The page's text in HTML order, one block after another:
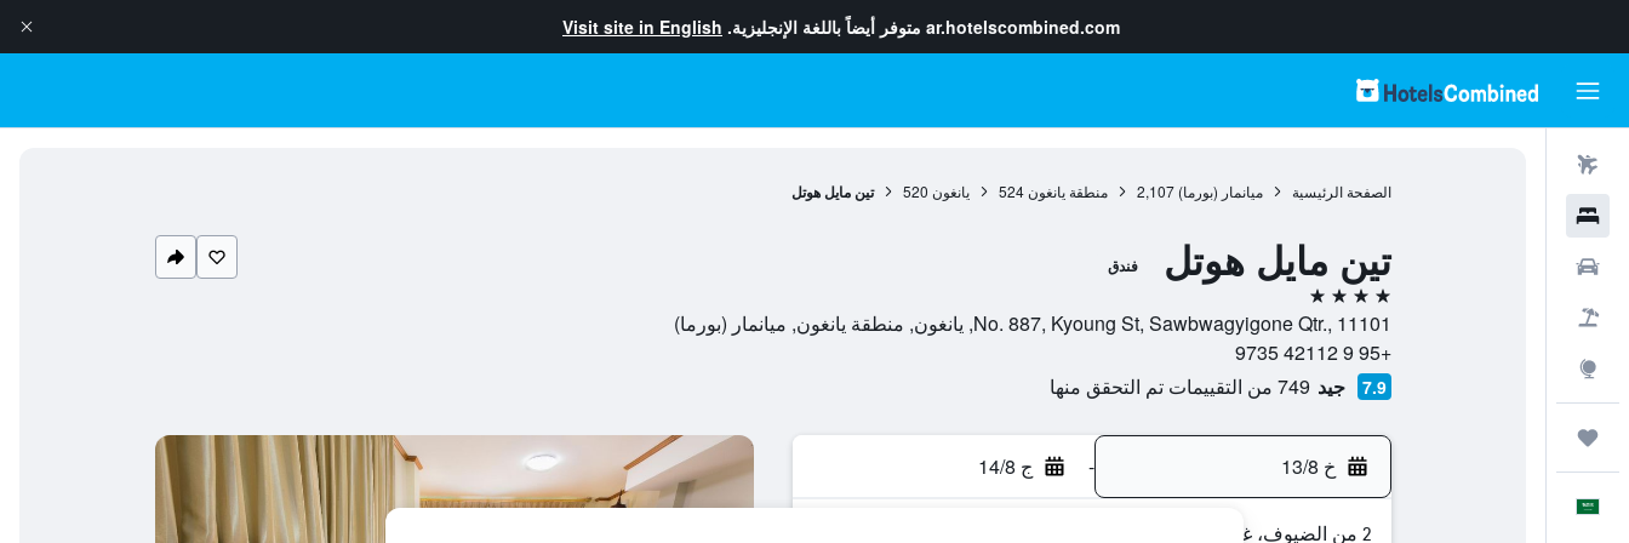
ar.hotelscombined.com متوفر أيضاً باللغة الإنجليزية. Visit site in English
الصفحة الرئيسية ميانمار (بورما) 2,107 منطقة يانغون 524 يانغون 520 تين مايل هوتل
تين مايل هوتل فندق
4 نجوم
No. 887, Kyoung St, Sawbwagyigone Qtr., 11101, يانغون, منطقة يانغون, ميانمار (بورما)
+95 9 42112 9735
7.9 جيد 749 من التقييمات تم التحقق منها
خ 13/8 - ج 14/8
2 من الضيوف، غرفة واحدة